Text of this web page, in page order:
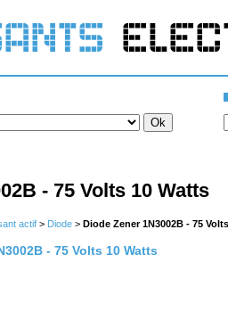
- 75 Volts 10 Watts
actif > Diode > Diode Zener 1N3002B - 75
- 75 Volts 10 Watts